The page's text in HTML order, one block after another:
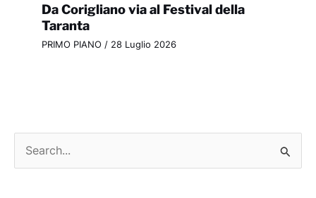
Da Corigliano via al Festival della
Taranta
PRIMO PIANO / 28 Luglio 2026